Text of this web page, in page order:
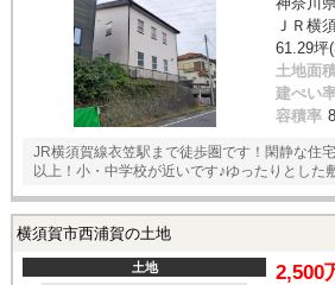
ＪＲ横
61.29坪
土地面
建ぺい
容積率
JR横須賀線衣笠駅まで徒歩圏です！閑静な住
以上！小・中学校が近いです♪ゆったりとした
横須賀市西浦賀の土地
土地 2,500